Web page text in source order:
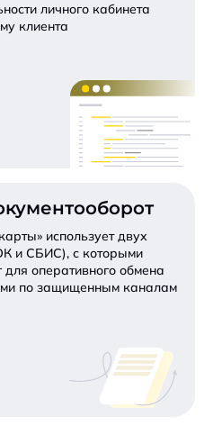
личного кабинета
клиента
использует двух
и СБИС), с которыми
оперативного обмена
по защищенным каналам